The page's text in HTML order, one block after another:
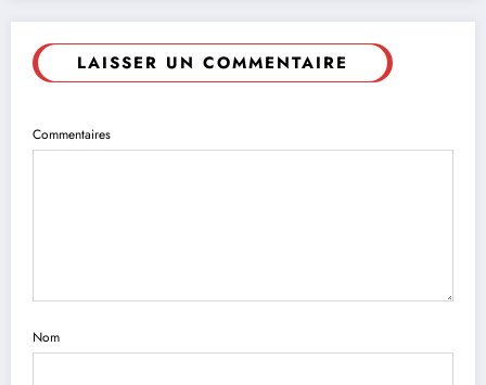
LAISSER UN COMMENTAIRE
Commentaires
Nom